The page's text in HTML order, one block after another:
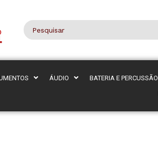
ÁUDIO BATERIA E PERCUSSÃO